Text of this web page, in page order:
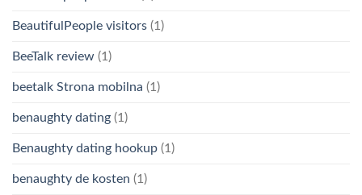
BeautifulPeople visitors (1)
BeeTalk review (1)
beetalk Strona mobilna (1)
benaughty dating (1)
Benaughty dating hookup (1)
benaughty de kosten (1)